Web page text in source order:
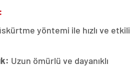
yöntemi ile hızlı ve etkili
Uzun ömürlü ve dayanıklı